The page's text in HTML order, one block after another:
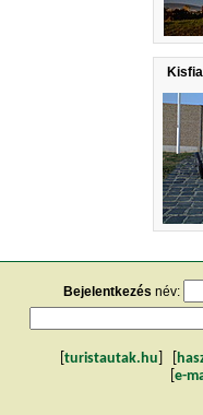
Bejelentkezés név:
turistautak.hu
e-